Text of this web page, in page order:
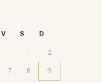
V S D
1
2
7 8
9